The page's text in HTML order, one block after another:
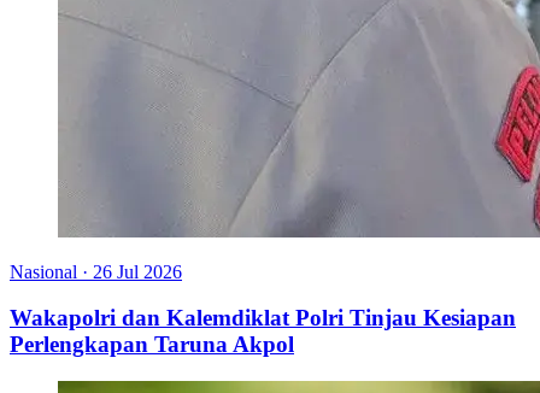
Nasional · 26 Jul 2026
Wakapolri dan Kalemdiklat Polri Tinjau Kesiapan
Perlengkapan Taruna Akpol